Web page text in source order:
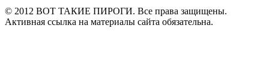
© 2012 ВОТ ТАКИЕ ПИРОГИ. Все права защищены.
Активная ссылка на материалы сайта обязательна.